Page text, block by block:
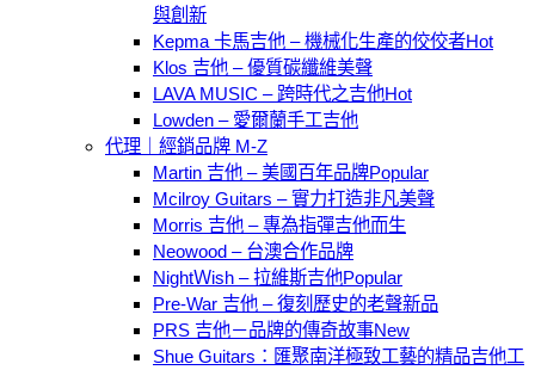
與創新
Kepma 卡馬吉他 – 機械化生產的佼佼者
Klos 吉他 – 優質碳纖維美聲
LAVA MUSIC – 跨時代之吉他
Lowden – 愛爾蘭手工吉他
代理｜經銷品牌 M-Z
Martin 吉他 – 美國百年品牌
Mcilroy Guitars – 實力打造非凡美聲
Morris 吉他 – 專為指彈吉他而生
Neowood – 台澳合作品牌
NightＷish – 拉維斯吉他
Pre-War 吉他 – 復刻歷史的老聲新品
PRS 吉他－品牌的傳奇故事
Shue Guitars：匯聚南洋極致工藝的精品吉他工